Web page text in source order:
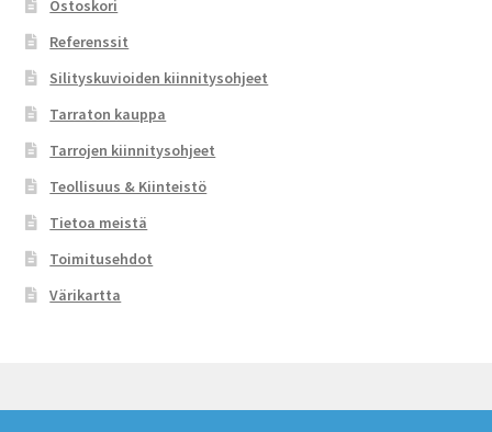
Ostoskori
Referenssit
Silityskuvioiden kiinnitysohjeet
Tarraton kauppa
Tarrojen kiinnitysohjeet
Teollisuus & Kiinteistö
Tietoa meistä
Toimitusehdot
Värikartta